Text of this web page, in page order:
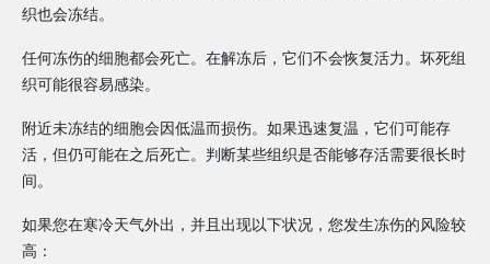
织也会冻结。
任何冻伤的细胞都会死亡。在解冻后，它们不会恢复活力。坏死组
织可能很容易感染。
附近未冻结的细胞会因低温而损伤。如果迅速复温，它们可能存
活，但仍可能在之后死亡。判断某些组织是否能够存活需要很长时
间。
如果您在寒冷天气外出，并且出现以下状况，您发生冻伤的风险较
高：